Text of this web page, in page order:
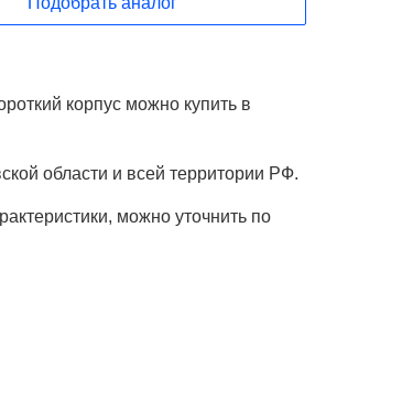
корпус можно купить в
области и всей территории РФ.
можно уточнить по